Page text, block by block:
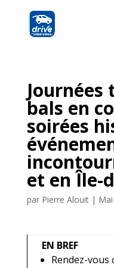
bals en
soirées
et en Île-
par Pierre Alouit|
EN BREF
Rendez-vous